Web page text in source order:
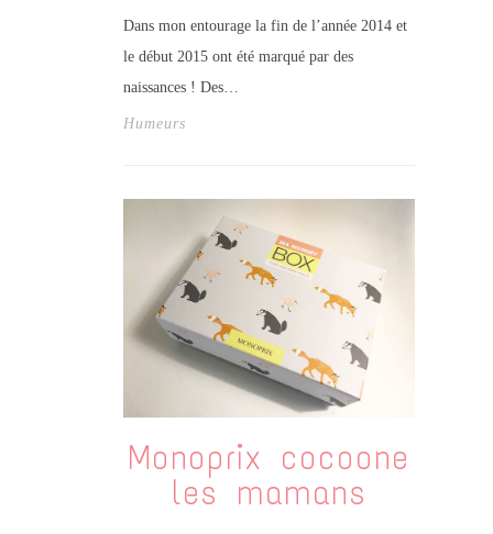
Dans mon entourage la fin de l’année 2014 et
le début 2015 ont été marqué par des
naissances ! Des…
Humeurs
Monoprix cocoone
les mamans